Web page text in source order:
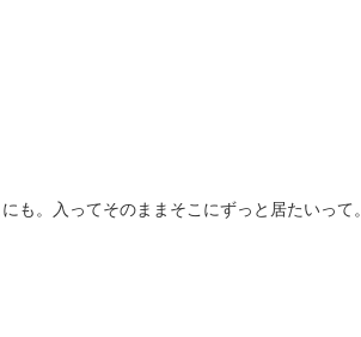
も。入ってそのままそこにずっと居たいって